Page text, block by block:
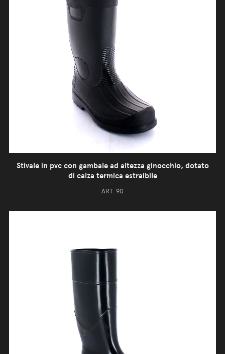
Stivale in pvc con gambale ad altezza ginocchio, dotato
di calza termica estraibile
ART. 90